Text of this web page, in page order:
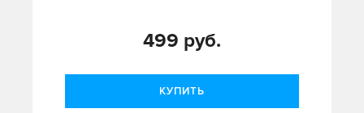
499 руб.
КУПИТЬ